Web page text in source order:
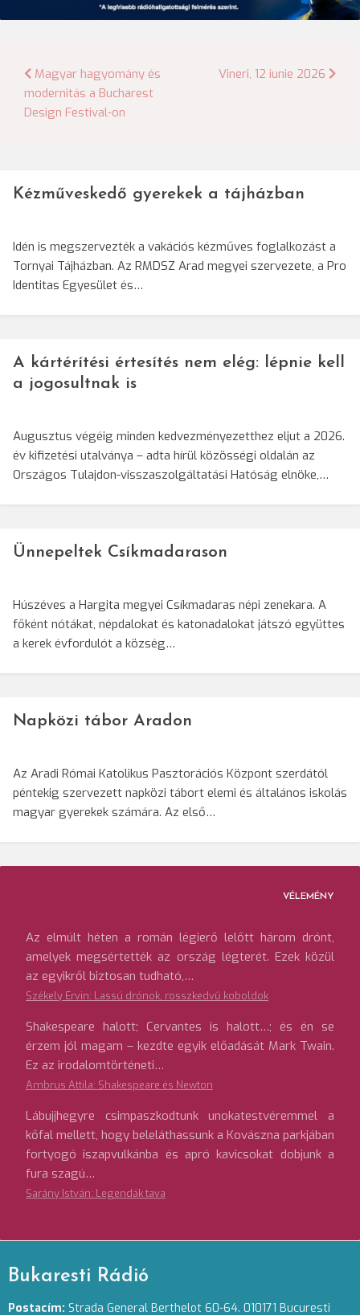
Bejegyzés
navigáció
Magyar hagyomány és
modernitás a Bucharest
Design Festival-on
Vineri, 12 iunie 2026
Kézműveskedő gyerekek a tájházban
Idén is megszervezték a vakációs kézműves foglalkozást a
Tornyai Tájházban. Az RMDSZ Arad megyei szervezete, a Pro
Identitas Egyesület és…
A kártérítési értesítés nem elég: lépnie kell
a jogosultnak is
Augusztus végéig minden kedvezményezetthez eljut a 2026.
év kifizetési utalványa – adta hírül közösségi oldalán az
Országos Tulajdon-visszaszolgáltatási Hatóság elnöke,…
Ünnepeltek Csíkmadarason
Húszéves a Hargita megyei Csíkmadaras népi zenekara. A
főként nótákat, népdalokat és katonadalokat játszó együttes
a kerek évfordulót a község…
Napközi tábor Aradon
Az Aradi Római Katolikus Pasztorációs Központ szerdától
péntekig szervezett napközi tábort elemi és általános iskolás
magyar gyerekek számára. Az első…
VÉLEMÉNY
Az elmúlt héten a román légierő lelőtt három drónt,
amelyek megsértették az ország légterét. Ezek közül
az egyikről biztosan tudható,…
Székely Ervin: Lassú drónok, rosszkedvű koboldok
Shakespeare halott; Cervantes is halott…; és én se
érzem jól magam – kezdte egyik előadását Mark Twain.
Ez az irodalomtörténeti…
Ambrus Attila: Shakespeare és Newton
Lábujjhegyre csimpaszkodtunk unokatestvéremmel a
kőfal mellett, hogy beleláthassunk a Kovászna parkjában
fortyogó iszapvulkánba és apró kavicsokat dobjunk a
fura szagú…
Sarány István: Legendák tava
Bukaresti Rádió
Postacím: Strada General Berthelot 60-64. 010171 Bucuresti